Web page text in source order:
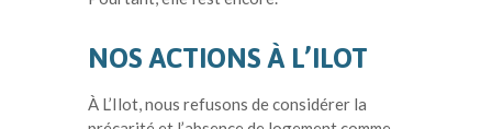
NOS ACTIONS À L’ILOT
À L’Ilot, nous refusons de considérer la